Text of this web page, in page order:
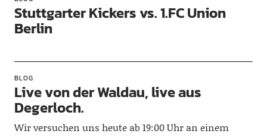
Stuttgarter Kickers vs. 1.FC Union
Berlin
BLOG
Live von der Waldau, live aus
Degerloch.
Wir versuchen uns heute ab 19:00 Uhr an einem